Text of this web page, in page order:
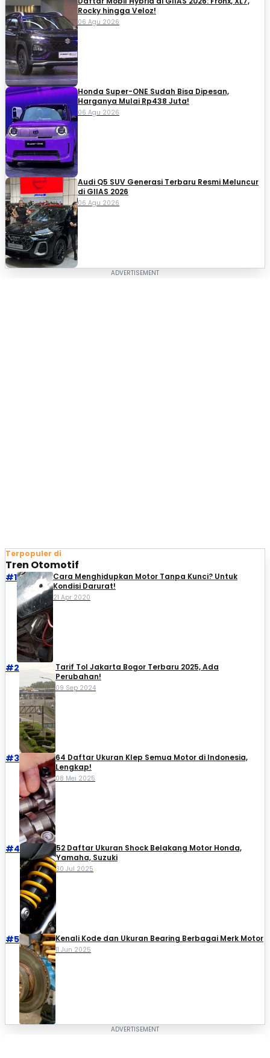
Rocky hingga Veloz!
06 Agu 2026
Honda Super-ONE Sudah Bisa Dipesan,
Harganya Mulai Rp438 Juta!
06 Agu 2026
Audi Q5 SUV Generasi Terbaru Resmi Meluncur
di GIIAS 2026
06 Agu 2026
Terpopuler di
Tren Otomotif
#1
Cara Menghidupkan Motor Tanpa Kunci? Untuk
Kondisi Darurat!
21 Apr 2020
#2
Tarif Tol Jakarta Bogor Terbaru 2025, Ada
Perubahan!
09 Sep 2024
#3
64 Daftar Ukuran Klep Semua Motor di Indonesia,
Lengkap!
08 Mei 2025
#4
52 Daftar Ukuran Shock Belakang Motor Honda,
Yamaha, Suzuki​
30 Jul 2025
#5 Kenali Kode dan Ukuran Bearing Berbagai Merk Motor
11 Jun 2025